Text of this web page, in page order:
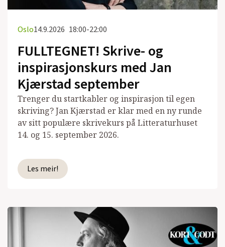
Oslo14.9.2026 18:00-22:00
FULLTEGNET! Skrive- og
inspirasjonskurs med Jan
Kjærstad september
Trenger du startkabler og inspirasjon til egen
skriving? Jan Kjærstad er klar med en ny runde
av sitt populære skrivekurs på Litteraturhuset
14. og 15. september 2026.
Les meir!